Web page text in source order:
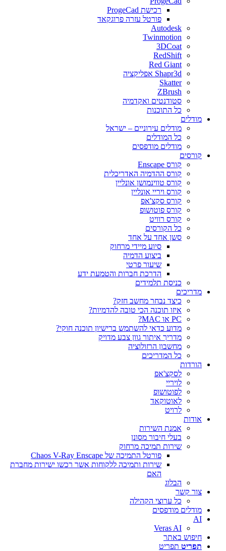
רכישת ProgeCad
פורטל עזרה פרוגקאד
Autodesk
Twinmotion
3DCoat
RedShift
Red Giant
Shapr3d אפליקציה
Skatter
ZBrush
סטודנטים ואקדמיה
כל התוכנות
מודלים
מודלים עירוניים – ישראל
כל המודלים
מודלים מודפסים
קורסים
קורס Enscape
קורס ההדמיה האדריכלית
קורס טווינמושן אונליין
קורס ויריי אונליין
קורס סקצ'אפ
קורס פוטושופ
קורס רוויט
כל הקורסים
סשן אחד על אחד
סיוע מיידי מרחוק
ביצוע הדמיה
שיעור פרטי
הדרכת חברות והטמעת ידע
כניסת תלמידים
מדריכים
כיצד נבחר מחשב חזק?
איזו תוכנה הכי טובה להדמיות?‎‎
PC או MAC?
מדוע כדאי להשתמש ברישיון תוכנה חוקי?
מדריך איתור גוון צבע מדויק
מחשבון הרזולוציה
כל המדריכים
הורדות
לסקצ'אפ
לויריי
לפוטושופ
לאוטוקאד
לרויט
אודות
אמנת השירות
בעלי חיבור מסונן
שירות תמיכה מרחוק
פורטל התמיכה של Chaos V-Ray Enscape
שירות ותמיכה ללקוחות אשר רכשו ישירות מחברת
האם
הבלוג
צור קשר
כל ערוצי הקהילה
מודלים מודפסים
AI
Veras AI
חיפוש באתר
תפריט תפריט